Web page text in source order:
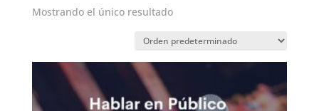
Mostrando el único resultado